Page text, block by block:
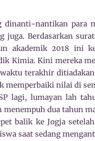
dinanti-nantikan para
juga. Berdasarkan
akademik 2018 ini
Kimia. Kini mereka
terakhir
memperbaiki nilai di
lagi, lumayan lah
menempuh dua tahun
balik ke Jogja
saat sedang